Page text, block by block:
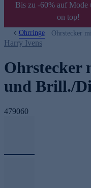
Bis zu -60% auf Mode
on top!
Ohrringe Ohrstecker
Harry Ivens
Ohrstecker
und Brill./
479060